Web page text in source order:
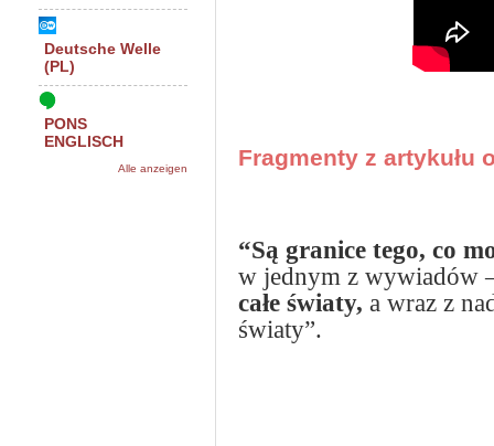
Fragmenty z artykułu
“Są granice tego, co
w jednym z wywiadów
całe światy, a wraz z
światy”.
Deutsche Welle
(PL)
PONS
ENGLISCH
Alle anzeigen